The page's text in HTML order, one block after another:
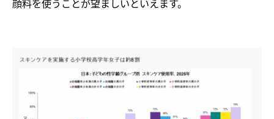
顔料を使うことが望ましいといえます。